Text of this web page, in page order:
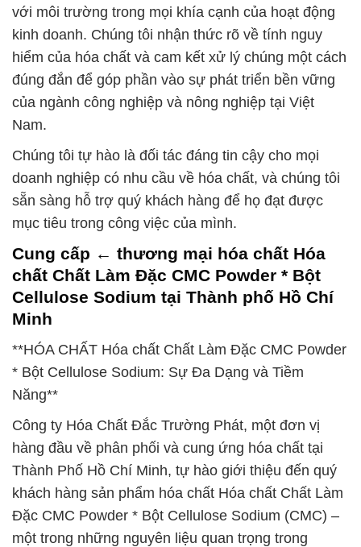
với môi trường trong mọi khía cạnh của hoạt động
kinh doanh. Chúng tôi nhận thức rõ về tính nguy
hiểm của hóa chất và cam kết xử lý chúng một cách
đúng đắn để góp phần vào sự phát triển bền vững
của ngành công nghiệp và nông nghiệp tại Việt
Nam.
Chúng tôi tự hào là đối tác đáng tin cậy cho mọi
doanh nghiệp có nhu cầu về hóa chất, và chúng tôi
sẵn sàng hỗ trợ quý khách hàng để họ đạt được
mục tiêu trong công việc của mình.
Cung cấp ← thương mại hóa chất Hóa
chất Chất Làm Đặc CMC Powder * Bột
Cellulose Sodium tại Thành phố Hồ Chí
Minh
**HÓA CHẤT Hóa chất Chất Làm Đặc CMC Powder
* Bột Cellulose Sodium: Sự Đa Dạng và Tiềm
Năng**
Công ty Hóa Chất Đắc Trường Phát, một đơn vị
hàng đầu về phân phối và cung ứng hóa chất tại
Thành Phố Hồ Chí Minh, tự hào giới thiệu đến quý
khách hàng sản phẩm hóa chất Hóa chất Chất Làm
Đặc CMC Powder * Bột Cellulose Sodium (CMC) –
một trong những nguyên liệu quan trọng trong